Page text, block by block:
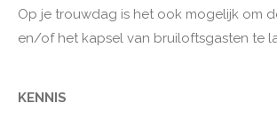
Op je trouwdag is het ook mogelijk om
en/of het kapsel van bruiloftsgasten te
KENNIS